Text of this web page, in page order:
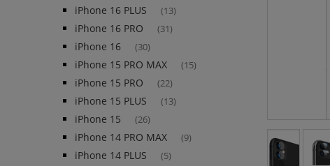
iPhone 16 PLUS (13)
iPhone 16 PRO (31)
iPhone 16 (30)
iPhone 15 PRO MAX (15)
iPhone 15 PRO (22)
iPhone 15 PLUS (13)
iPhone 15 (26)
iPhone 14 PRO MAX (9)
iPhone 14 PLUS (5)